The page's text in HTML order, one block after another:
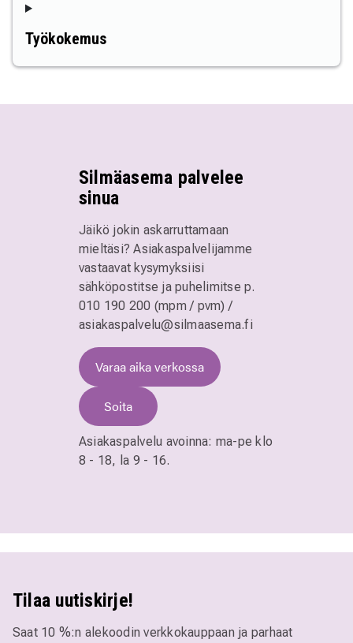
Työkokemus
Silmäasema palvelee
sinua
Jäikö jokin askarruttamaan
mieltäsi? Asiakaspalvelijamme
vastaavat kysymyksiisi
sähköpostitse ja puhelimitsep.
010 190 200 (mpm / pvm)/
asiakaspalvelu@silmaasema.fi
Varaa aika verkossa
Soita
Asiakaspalvelu avoinna: ma-pe klo
8 - 18, la 9 - 16.
Tilaa uutiskirje!
Saat 10 %:n alekoodin verkkokauppaan ja parhaat